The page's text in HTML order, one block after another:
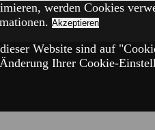
werden Cookies
Akzeptieren
Website sind auf
Ihrer Cookie-